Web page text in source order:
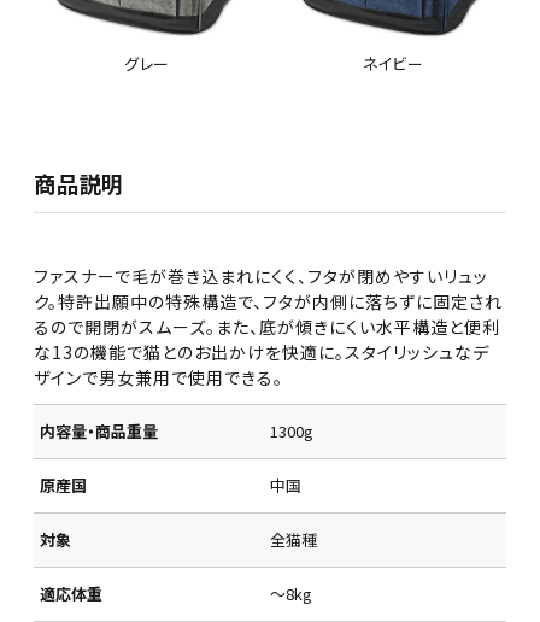
グレー ネイビー
商品説明
ファスナーで毛が巻き込まれにくく、フタが閉めやすいリュッ
ク。特許出願中の特殊構造で、フタが内側に落ちずに固定され
るので開閉がスムーズ。また、底が傾きにくい水平構造と便利
な13の機能で猫とのお出かけを快適に。スタイリッシュなデ
ザインで男女兼用で使用できる。
内容量・商品重量 1300g
原産国 中国
対象 全猫種
適応体重 ～8kg